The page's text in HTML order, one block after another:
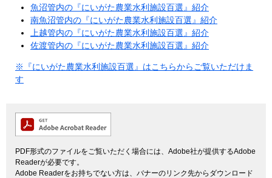
魚沼管内の『にいがた農業水利施設百選』紹介
南魚沼管内の『にいがた農業水利施設百選』紹介
上越管内の『にいがた農業水利施設百選』紹介
佐渡管内の『にいがた農業水利施設百選』紹介
※『にいがた農業水利施設百選』はこちらからご覧いただけま
す
PDF形式のファイルをご覧いただく場合には、Adobe社が提供するAdobe
Readerが必要です。
Adobe Readerをお持ちでない方は、バナーのリンク先からダウンロード